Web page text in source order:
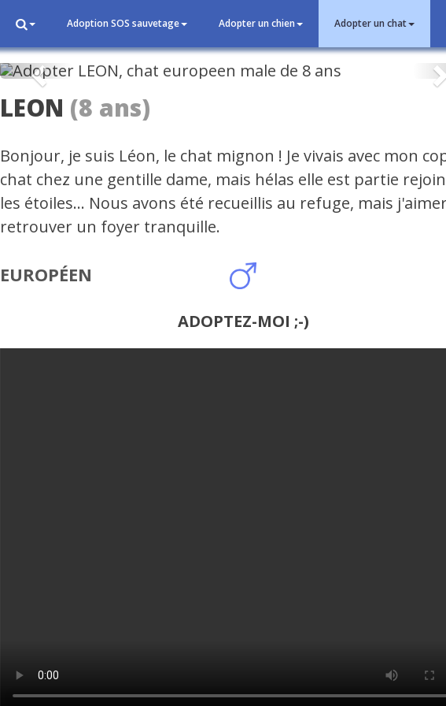
Adoption SOS sauvetage Adopter un chien Adopter un chat
Précédent
LEON (8 ans)
Bonjour, je suis Léon, le chat mignon ! Je vivais avec mon
chat chez une gentille dame, mais hélas elle est partie
les étoiles... Nous avons été recueillis au refuge, mais
retrouver un foyer tranquille.
EUROPÉEN
ADOPTEZ-MOI ;-)